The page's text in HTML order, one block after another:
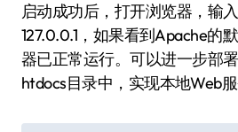
启动成功后，打开浏览器，输
127.0.0.1，如果看到Apache的
器已正常运行。可以进一步部
htdocs目录中，实现本地Web服